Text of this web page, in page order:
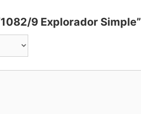
9 Explorador Simple”